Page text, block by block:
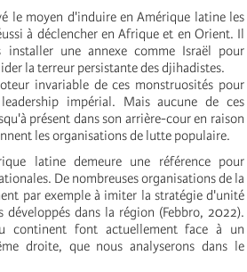
le moyen d'induire en Amérique latine les
à déclencher en Afrique et en Orient. Il
une annexe comme Israël pour
la terreur persistante des djihadistes.
invariable de ces monstruosités pour
impérial. Mais aucune de ces
présent dans son arrière-cour en raison
les organisations de lutte populaire.
latine demeure une référence pour
De nombreuses organisations de la
par exemple à imiter la stratégie d'unité
dans la région (Febbro, 2022).
continent font actuellement face à un
droite, que nous analyserons dans le